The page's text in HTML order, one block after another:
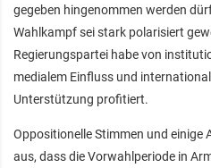
gegeben hingenommen werden
Wahlkampf sei stark polarisiert
Regierungspartei habe von
medialem Einfluss und
Unterstützung profitiert.
Oppositionelle Stimmen und einige
aus, dass die Vorwahlperiode in